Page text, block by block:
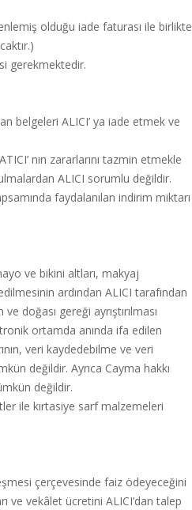
olduğu iade faturası ile birlikte
gerekmektedir.
belgeleri ALICI’ ya iade etmek ve
nın zararlarını tazmin etmekle
ALICI sorumlu değildir.
faydalanılan indirim miktarı
ve bikini altları, makyaj
ardından ALICI tarafından
doğası gereği ayrıştırılması
ortamda anında ifa edilen
veri kaydedebilme ve veri
değildir. Ayrıca Cayma hakkı
değildir.
ile kırtasiye sarf malzemeleri
çerçevesinde faiz ödeyeceğini
ve vekâlet ücretini ALICI’dan talep